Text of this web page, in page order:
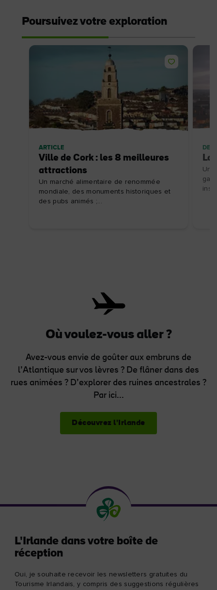
Poursuivez votre exploration
ARTICLE
Ville de Cork : les 8 meilleures
attractions
Un marché alimentaire de renommée
mondiale, des monuments historiques et
des pubs animés ;...
La
Un
Où voulez-vous aller ?
Avez-vous envie de goûter aux embruns de
l’Atlantique sur vos lèvres ? De flâner dans des
rues animées ? D’explorer des ruines ancestrales ?
Par ici...
Découvrez l'Irlande
L'Irlande dans votre boîte de
réception
Oui, je souhaite recevoir les newsletters gratuites du
Tourisme Irlandais, y compris des suggestions régulières